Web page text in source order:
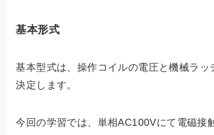
基本形式
基本型式は、操作コイルの電圧と機械ラッ
決定します。
今回の学習では、単相AC100Vにて電磁接